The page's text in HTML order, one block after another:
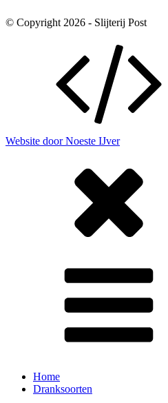
© Copyright 2026 - Slijterij Post
Website door Noeste IJver
Home
Dranksoorten